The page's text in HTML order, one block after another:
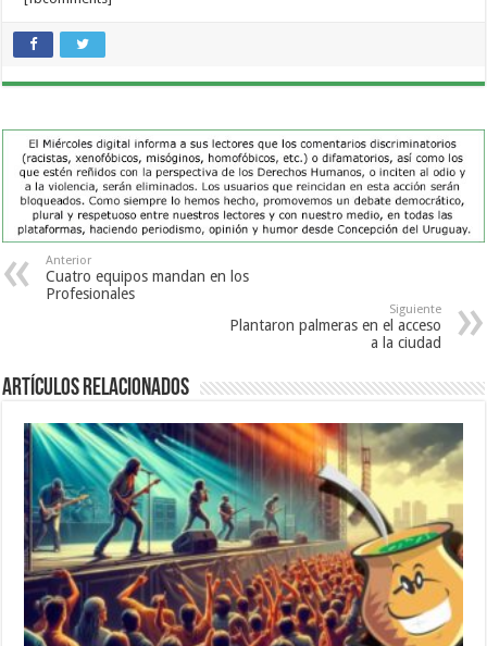
Anterior
Cuatro equipos mandan en los
Profesionales
Siguiente
Plantaron palmeras en el acceso
a la ciudad
Artículos Relacionados